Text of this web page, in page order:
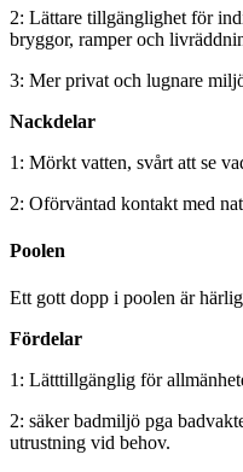
2: Lättare tillgänglighet för
bryggor, ramper och
3: Mer privat och lugnare
Nackdelar
1: Mörkt vatten, svårt att se
2: Oförväntad kontakt med
Poolen
Ett gott dopp i poolen är
Fördelar
1: Lätttillgänglig för
2: säker badmiljö pga
utrustning vid behov.